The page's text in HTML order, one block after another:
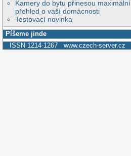
Kamery do bytu přinesou maximální
přehled o vaší domácnosti
Testovací novinka
Píšeme jinde
ISSN 1214-1267 www.czech-server.cz